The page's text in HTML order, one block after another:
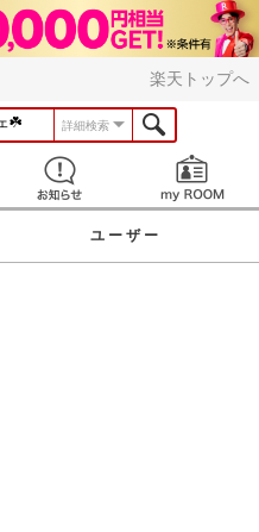
楽天トップへ
詳細検索
見つける お知らせ
ユーザー